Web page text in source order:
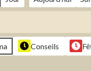
Conseils